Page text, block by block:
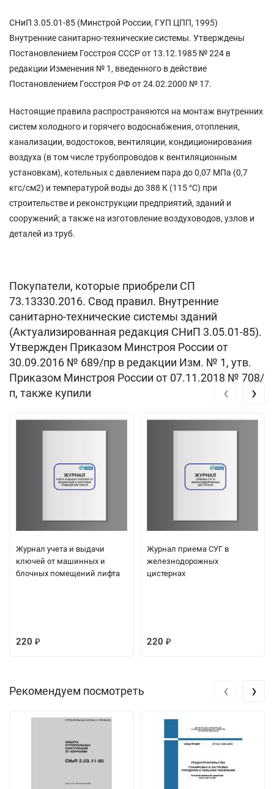
СНиП 3.05.01-85 (Минстрой России, ГУП ЦПП, 1995)
Внутренние санитарно-технические системы. Утверждены
Постановлением Госстроя СССР от 13.12.1985 № 224 в
редакции Изменения № 1, введенного в действие
Постановлением Госстроя РФ от 24.02.2000 № 17.
Настоящие правила распространяются на монтаж внутренних
систем холодного и горячего водоснабжения, отопления,
канализации, водостоков, вентиляции, кондиционирования
воздуха (в том числе трубопроводов к вентиляционным
установкам), котельных с давлением пара до 0,07 МПа (0,7
кгс/см2) и температурой воды до 388 К (115 °С) при
строительстве и реконструкции предприятий, зданий и
сооружений; а также на изготовление воздуховодов, узлов и
деталей из труб.
Покупатели, которые приобрели СП
73.13330.2016. Свод правил. Внутренние
санитарно-технические системы зданий
(Актуализированная редакция СНиП 3.05.01-85).
Утвержден Приказом Минстроя России от
30.09.2016 № 689/пр в редакции Изм. № 1, утв.
Приказом Минстроя России от 07.11.2018 № 708/
п, также купили
Журнал учета и выдачи
ключей от машинных и
блочных помещений лифта
220 ₽
Журнал приема СУГ в
железнодорожных
цистернах
220 ₽
‹ ›
Рекомендуем посмотреть ‹ ›